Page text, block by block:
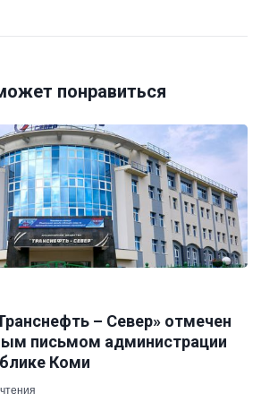
понравиться
– Север» отмечен
письмом администрации
Коми